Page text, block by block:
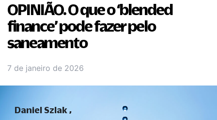
OPINIÃO. O que o ‘blended
finance’ pode fazer pelo
saneamento
7 de janeiro de 2026
Daniel Szlak